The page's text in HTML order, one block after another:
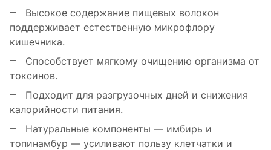
Высокое содержание пищевых волокон
поддерживает естественную микрофлору
кишечника.
Способствует мягкому очищению организма от
токсинов.
Подходит для разгрузочных дней и снижения
калорийности питания.
Натуральные компоненты — имбирь и
топинамбур — усиливают пользу клетчатки и